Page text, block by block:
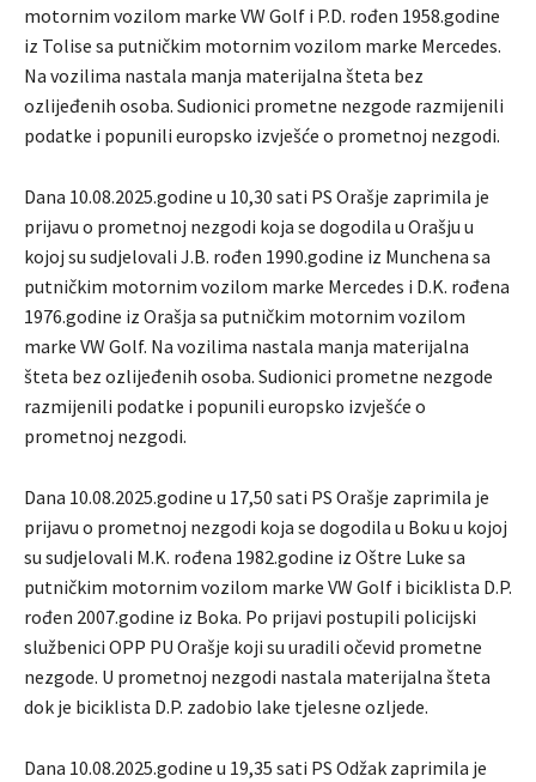
motornim vozilom marke VW Golf i P.D. rođen 1958.godine
iz Tolise sa putničkim motornim vozilom marke Mercedes.
Na vozilima nastala manja materijalna šteta bez
ozlijeđenih osoba. Sudionici prometne nezgode razmijenili
podatke i popunili europsko izvješće o prometnoj nezgodi.
Dana 10.08.2025.godine u 10,30 sati PS Orašje zaprimila je
prijavu o prometnoj nezgodi koja se dogodila u Orašju u
kojoj su sudjelovali J.B. rođen 1990.godine iz Munchena sa
putničkim motornim vozilom marke Mercedes i D.K. rođena
1976.godine iz Orašja sa putničkim motornim vozilom
marke VW Golf. Na vozilima nastala manja materijalna
šteta bez ozlijeđenih osoba. Sudionici prometne nezgode
razmijenili podatke i popunili europsko izvješće o
prometnoj nezgodi.
Dana 10.08.2025.godine u 17,50 sati PS Orašje zaprimila je
prijavu o prometnoj nezgodi koja se dogodila u Boku u kojoj
su sudjelovali M.K. rođena 1982.godine iz Oštre Luke sa
putničkim motornim vozilom marke VW Golf i biciklista D.P.
rođen 2007.godine iz Boka. Po prijavi postupili policijski
službenici OPP PU Orašje koji su uradili očevid prometne
nezgode. U prometnoj nezgodi nastala materijalna šteta
dok je biciklista D.P. zadobio lake tjelesne ozljede.
Dana 10.08.2025.godine u 19,35 sati PS Odžak zaprimila je